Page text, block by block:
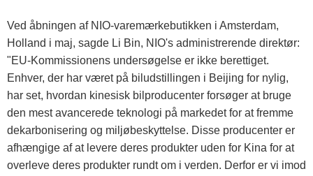
Ved åbningen af ​​NIO-varemærkebutikken i Amsterdam,
Holland i maj, sagde Li Bin, NIO's administrerende direktør:
"EU-Kommissionens undersøgelse er ikke berettiget.
Enhver, der har været på biludstillingen i Beijing for nylig,
har set, hvordan kinesisk bilproducenter forsøger at bruge
den mest avancerede teknologi på markedet for at fremme
dekarbonisering og miljøbeskyttelse. Disse producenter er
afhængige af at levere deres produkter uden for Kina for at
overleve deres produkter rundt om i verden. Derfor er vi imod